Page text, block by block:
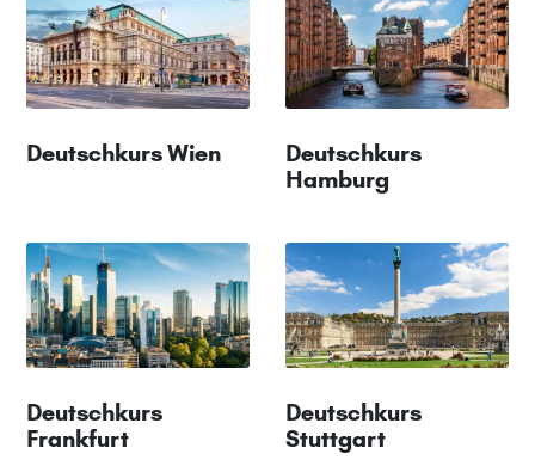
Deutschkurs Wien
Deutschkurs
Hamburg
Deutschkurs
Frankfurt
Deutschkurs
Stuttgart